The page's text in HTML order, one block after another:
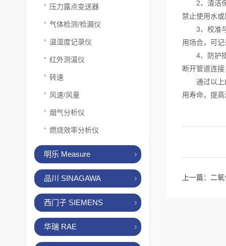
压力露点变送器
气体检测/检漏仪
温湿度记录仪
红外测温仪
转速
风速/风量
烟气分析仪
燃烧效率分析仪
明乐 Measure
品川 SINAGAWA
西门子 SIEMENS
华瑞 RAE
2、清洁保
禁止使用水
3、校准与
用场合，可
4、防护措
断开管道连
通过以上的
用寿命，提
上一篇： 二